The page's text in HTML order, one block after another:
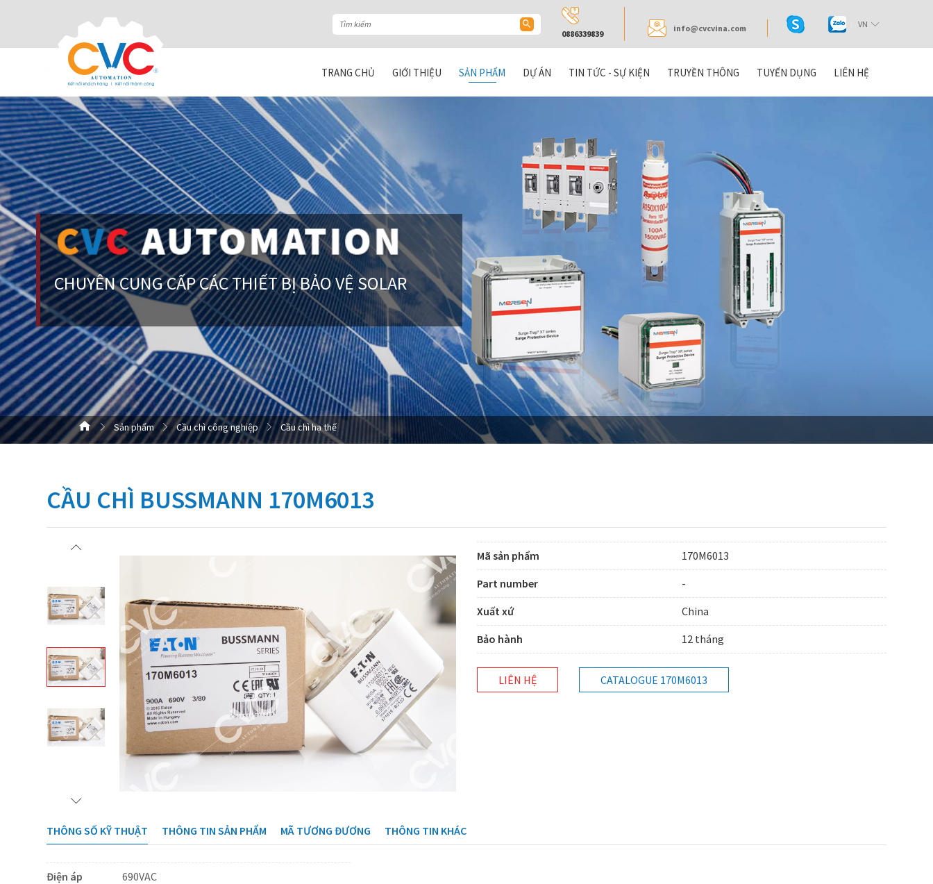
0886339839
info@cvcvina.com VN
TRANG CHỦ GIỚI THIỆU SẢN PHẨM DỰ ÁN TIN TỨC - SỰ KIỆN TRUYỀN THÔNG TUYỂN DỤNG LIÊN HỆ
Sản phẩm Cầu chì công nghiệp Cầu chì hạ thế
CẦU CHÌ BUSSMANN 170M6013
Mã sản phẩm
170M6013
Part number
-
Xuất xứ
China
Bảo hành
12 tháng
LIÊN HỆ CATALOGUE 170M6013
THÔNG SỐ KỸ THUẬT THÔNG TIN SẢN PHẨM MÃ TƯƠNG ĐƯƠNG THÔNG TIN KHÁC
Điện áp
690VAC